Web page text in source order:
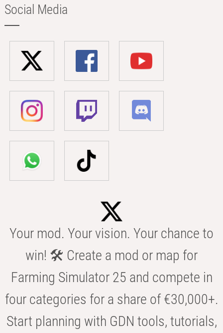
Social Media
Your mod. Your vision. Your chance to
win! 🛠️ Create a mod or map for
Farming Simulator 25 and compete in
four categories for a share of €30,000+.
Start planning with GDN tools, tutorials,